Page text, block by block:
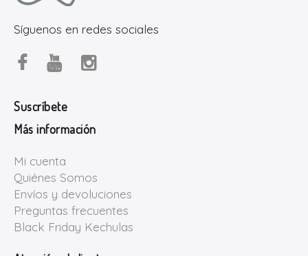
Síguenos en redes sociales
Suscríbete
Más información
Mi cuenta
Quiénes Somos
Envíos y devoluciones
Preguntas frecuentes
Black Friday Kechulas